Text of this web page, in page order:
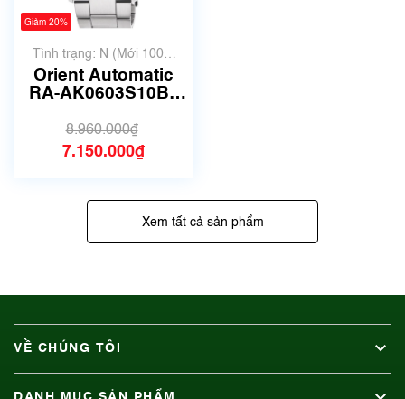
Giảm 20%
Tình trạng: N (Mới 100%
chưa qua sử dụng)
Orient Automatic
RA-AK0603S10B |
8.960.000₫
7.150.000₫
Xem tất cả sản phẩm
VỀ CHÚNG TÔI